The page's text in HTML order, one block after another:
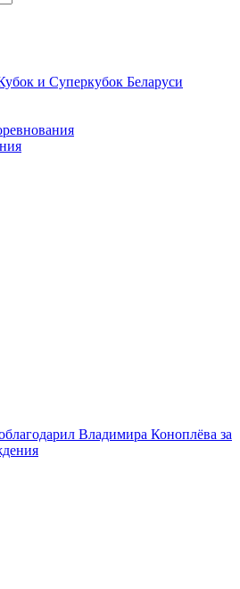
и Суперкубок Беларуси
Владимира Коноплёва за